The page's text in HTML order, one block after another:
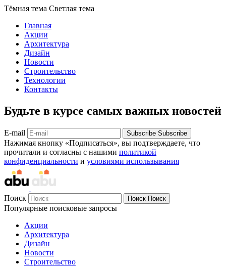
Тёмная тема Светлая тема
Главная
Акции
Архитектура
Дизайн
Новости
Строительство
Технологии
Контакты
Будьте в курсе самых важных новостей
E-mail Subscribe Subscribe
Нажимая кнопку «Подписаться», вы подтверждаете, что
прочитали и согласны с нашими политикой
конфиденциальности и условиями использывания
Поиск Поиск Поиск
Популярные поисковые запросы
Акции
Архитектура
Дизайн
Новости
Строительство